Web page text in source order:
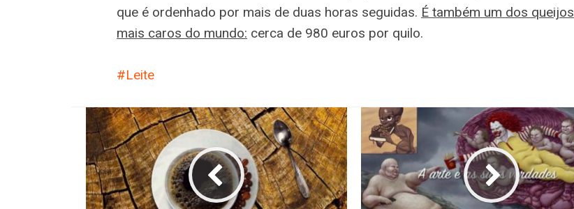
que é ordenhado por mais de duas horas seguidas. É também um dos queijos
mais caros do mundo: cerca de 980 euros por quilo.
Leite